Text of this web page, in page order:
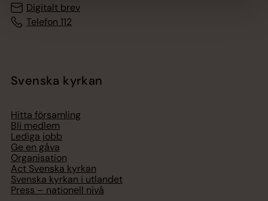
Digitalt brev
Telefon 112
Svenska kyrkan
Hitta församling
Bli medlem
Lediga jobb
Ge en gåva
Organisation
Act Svenska kyrkan
Svenska kyrkan i utlandet
Press – nationell nivå